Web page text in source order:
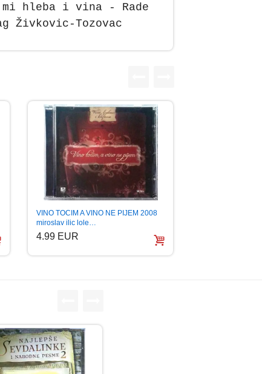
hleba i vina - Rade
Živkovic-Tozovac
VINO TOCIM A VINO NE PIJEM 2008
miroslav ilic lole…
4.99 EUR